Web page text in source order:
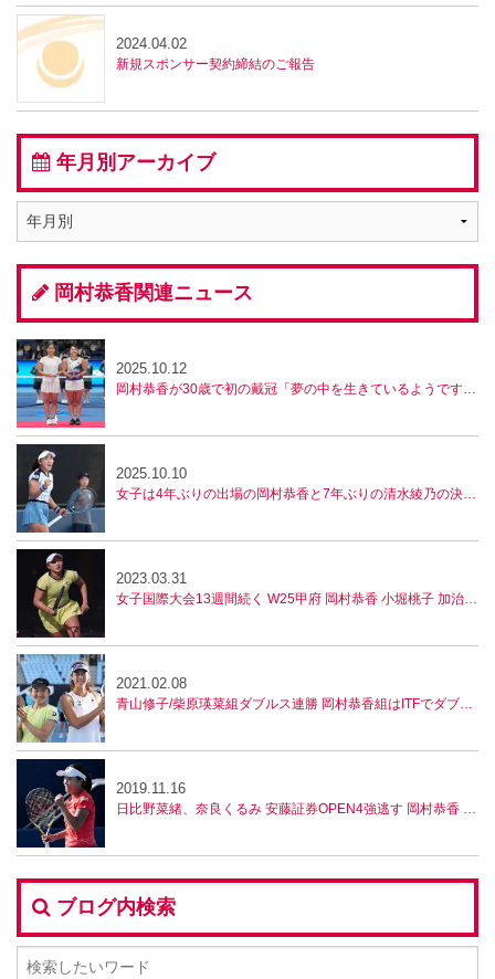
新規スポンサー契約締結のご報告
2024.04.02
年月別アーカイブ
岡村恭香関連ニュース
岡村恭香が30歳で初の戴冠「夢の中を生きているようです」。男子決勝は田口涼太郎と市川泰誠の対戦【全日本テニス選手権】
2025.10.12
女子は4年ぶりの出場の岡村恭香と7年ぶりの清水綾乃の決勝に。男子はベスト4が決定！【全日本テニス選手権】
2025.10.10
女子国際大会13週間続く W25甲府 岡村恭香 小堀桃子 加治遥8強
2023.03.31
青山修子/柴原瑛菜組ダブルス連勝 岡村恭香組はITFでダブルス優勝
2021.02.08
日比野菜緒、奈良くるみ 安藤証券OPEN4強逃す 岡村恭香 台湾8強
2019.11.16
ブログ内検索